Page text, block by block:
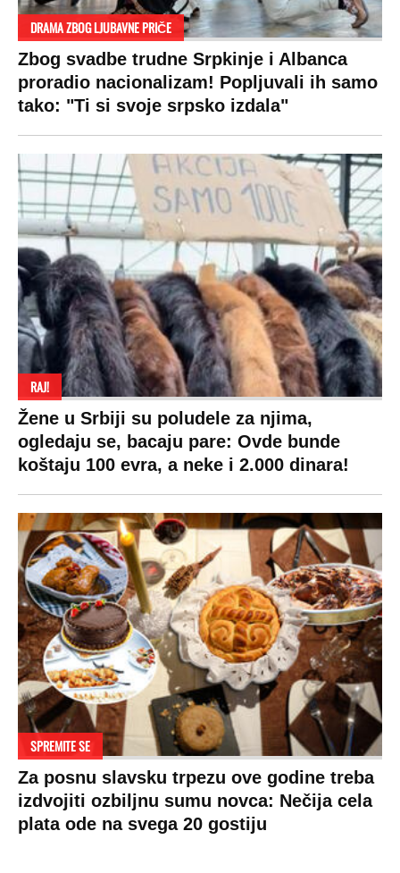
DRAMA ZBOG LJUBAVNE PRIČE
Zbog svadbe trudne Srpkinje i Albanca
proradio nacionalizam! Popljuvali ih samo
tako: "Ti si svoje srpsko izdala"
RAJ!
Žene u Srbiji su poludele za njima,
ogledaju se, bacaju pare: Ovde bunde
koštaju 100 evra, a neke i 2.000 dinara!
SPREMITE SE
Za posnu slavsku trpezu ove godine treba
izdvojiti ozbiljnu sumu novca: Nečija cela
plata ode na svega 20 gostiju